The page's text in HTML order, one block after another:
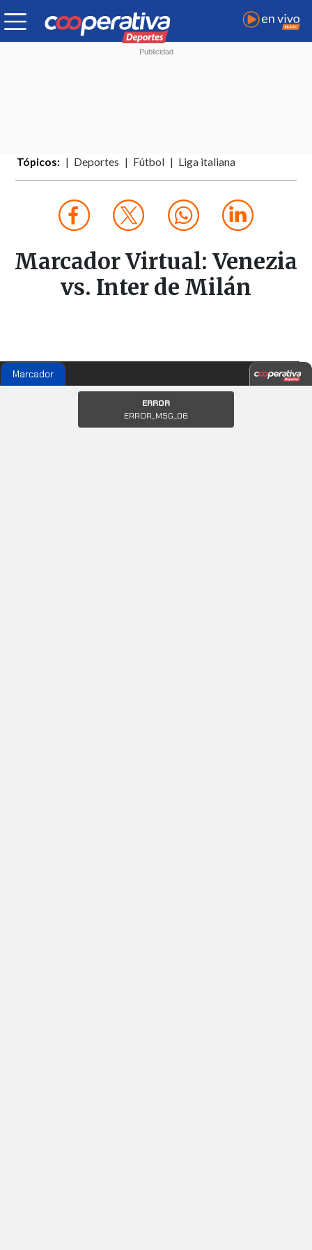
Tópicos: Deportes Fútbol Liga italiana
Marcador Virtual: Venezia
vs. Inter de Milán
Marcador